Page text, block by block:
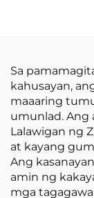
Sa
kahusayan,
maaaring
umunlad. Ang
Lalawigan ng
at kayang
Ang
amin ng
mga